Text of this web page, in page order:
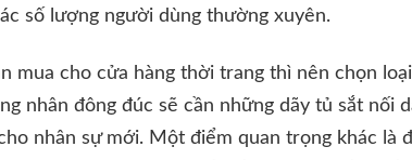
số lượng người dùng thường xuyên.
mua cho cửa hàng thời trang thì nên chọn
nhân đông đúc sẽ cần những dãy tủ sắt nối
nhân sự mới. Một điểm quan trọng khác là